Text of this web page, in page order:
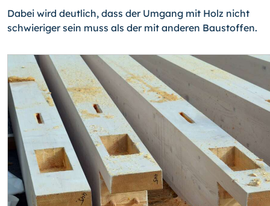
Dabei wird deutlich, dass der Umgang mit Holz nicht
schwieriger sein muss als der mit anderen Baustoffen.